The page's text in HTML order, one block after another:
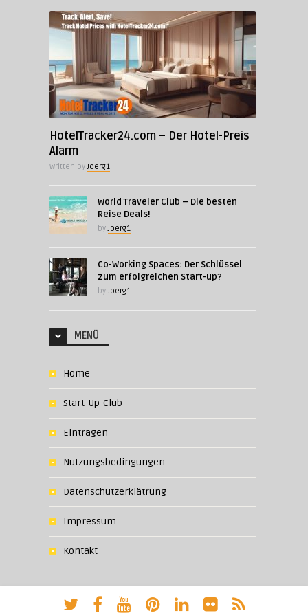
HotelTracker24.com – Der Hotel-Preis
Alarm
Written byJoerg1
World Traveler Club – Die besten
Reise Deals!
byJoerg1
Co-Working Spaces: Der Schlüssel
zum erfolgreichen Start-up?
byJoerg1
MENÜ
Home
Start-Up-Club
Eintragen
Nutzungsbedingungen
Datenschutzerklätrung
Impressum
Kontakt